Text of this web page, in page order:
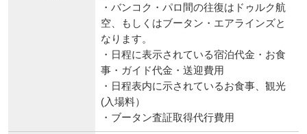
・バンコク・パロ間の往復はドゥルク航
空、もしくはブータン・エアラインズと
なります。
・日程に表示されている宿泊代金・お食
事・ガイド代金・送迎費用
・日程表内に示されているお食事、観光
(入場料）
・ブータン査証取得代行費用